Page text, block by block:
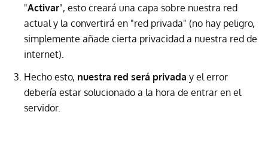
"Activar", esto creará una capa sobre nuestra red
actual y la convertirá en "red privada" (no hay peligro,
simplemente añade cierta privacidad a nuestra red de
internet).
Hecho esto, nuestra red será privada y el error
debería estar solucionado a la hora de entrar en el
servidor.